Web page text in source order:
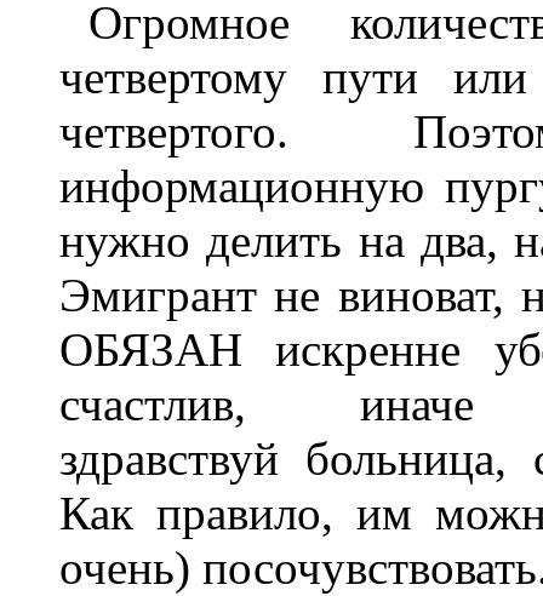
Огромное
четвертому пути
четвертого.
информационную
нужно делить на два,
Эмигрант не виноват,
ОБЯЗАН искренне
счастлив,
здравствуй
Как правило, им
очень)